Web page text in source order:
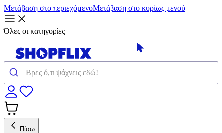
Μετάβαση στο περιεχόμενοΜετάβαση στο κυρίως μενού
Όλες οι κατηγορίες
Πίσω